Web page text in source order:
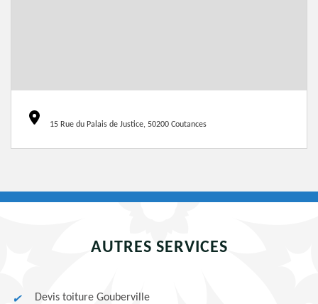
15 Rue du Palais de Justice, 50200 Coutances
AUTRES SERVICES
Devis toiture Gouberville